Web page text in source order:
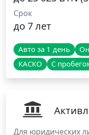
Срок
до 7 лет
Авто за 1 день
КАСКО
С
Для юридических